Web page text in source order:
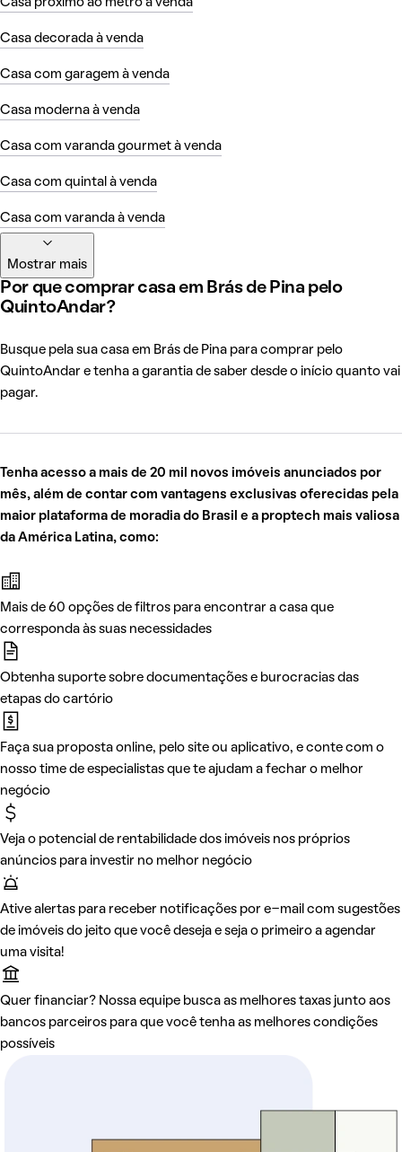
Casa decorada à venda
Casa com garagem à venda
Casa moderna à venda
Casa com varanda gourmet à venda
Casa com quintal à venda
Casa com varanda à venda
Mostrar mais
Por que comprar casa em Brás de Pina pelo
QuintoAndar?
Busque pela sua casa em Brás de Pina para comprar pelo
QuintoAndar e tenha a garantia de saber desde o início quanto vai
pagar.
Tenha acesso a mais de 20 mil novos imóveis anunciados por
mês, além de contar com vantagens exclusivas oferecidas pela
maior plataforma de moradia do Brasil e a proptech mais valiosa
da América Latina, como:
Mais de 60 opções de filtros para encontrar a casa que
corresponda às suas necessidades
Obtenha suporte sobre documentações e burocracias das
etapas do cartório
Faça sua proposta online, pelo site ou aplicativo, e conte com o
nosso time de especialistas que te ajudam a fechar o melhor
negócio
Veja o potencial de rentabilidade dos imóveis nos próprios
anúncios para investir no melhor negócio
Ative alertas para receber notificações por e-mail com sugestões
de imóveis do jeito que você deseja e seja o primeiro a agendar
uma visita!
Quer financiar? Nossa equipe busca as melhores taxas junto aos
bancos parceiros para que você tenha as melhores condições
possíveis